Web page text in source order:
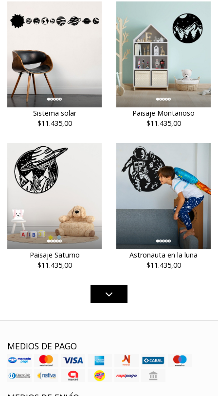
Sistema solar
$11.435,00
Paisaje Montañoso
$11.435,00
Paisaje Saturno
$11.435,00
Astronauta en la luna
$11.435,00
MEDIOS DE PAGO